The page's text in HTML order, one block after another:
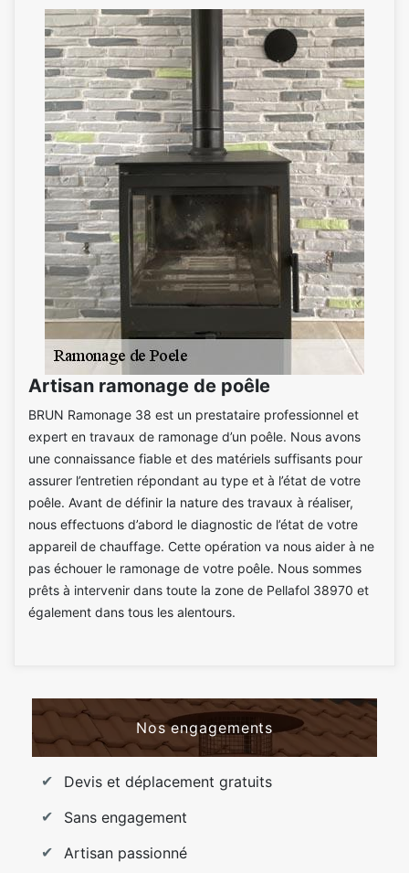
Artisan ramonage de poêle
BRUN Ramonage 38 est un prestataire professionnel et
expert en travaux de ramonage d’un poêle. Nous avons
une connaissance fiable et des matériels suffisants pour
assurer l’entretien répondant au type et à l’état de votre
poêle. Avant de définir la nature des travaux à réaliser,
nous effectuons d’abord le diagnostic de l’état de votre
appareil de chauffage. Cette opération va nous aider à ne
pas échouer le ramonage de votre poêle. Nous sommes
prêts à intervenir dans toute la zone de Pellafol 38970 et
également dans tous les alentours.
Nos engagements
Devis et déplacement gratuits
Sans engagement
Artisan passionné